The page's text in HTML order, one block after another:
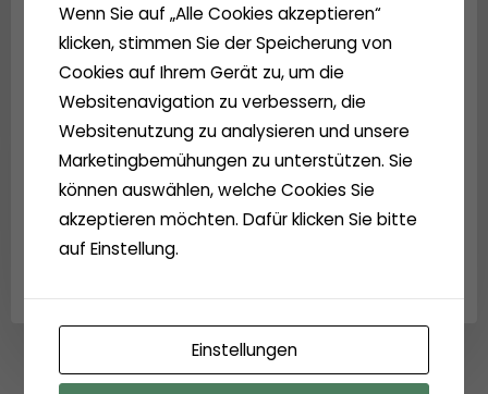
Beschluss
Top 9Verschiedenes und Informationen
Top 10Bürgerfragen
Nichtöffentlicher Teil
Personalangelegenheiten
Wenn Sie auf „Alle Cookies akzeptieren“
klicken, stimmen Sie der Speicherung von
Cookies auf Ihrem Gerät zu, um die
Websitenavigation zu verbessern, die
Websitenutzung zu analysieren und unsere
Marketingbemühungen zu unterstützen. Sie
können auswählen, welche Cookies Sie
akzeptieren möchten. Dafür klicken Sie bitte
auf Einstellung.
Einstellungen